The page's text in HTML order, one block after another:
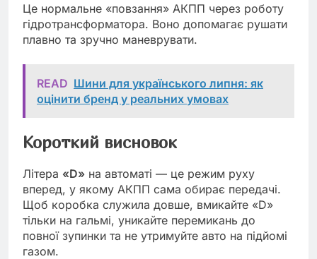
Це нормальне «повзання» АКПП через роботу
гідротрансформатора. Воно допомагає рушати
плавно та зручно маневрувати.
READ Шини для українського липня: як
оцінити бренд у реальних умовах
Короткий висновок
Літера «D» на автоматі — це режим руху
вперед, у якому АКПП сама обирає передачі.
Щоб коробка служила довше, вмикайте «D»
тільки на гальмі, уникайте перемикань до
повної зупинки та не утримуйте авто на підйомі
газом.